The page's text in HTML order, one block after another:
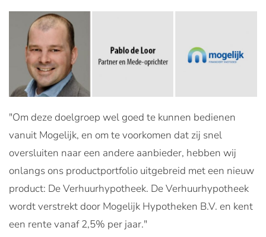
"Om deze doelgroep wel goed te kunnen bedienen
vanuit Mogelijk, en om te voorkomen dat zij snel
oversluiten naar een andere aanbieder, hebben wij
onlangs ons productportfolio uitgebreid met een nieuw
product: De Verhuurhypotheek. De Verhuurhypotheek
wordt verstrekt door Mogelijk Hypotheken B.V. en kent
een rente vanaf 2,5% per jaar."